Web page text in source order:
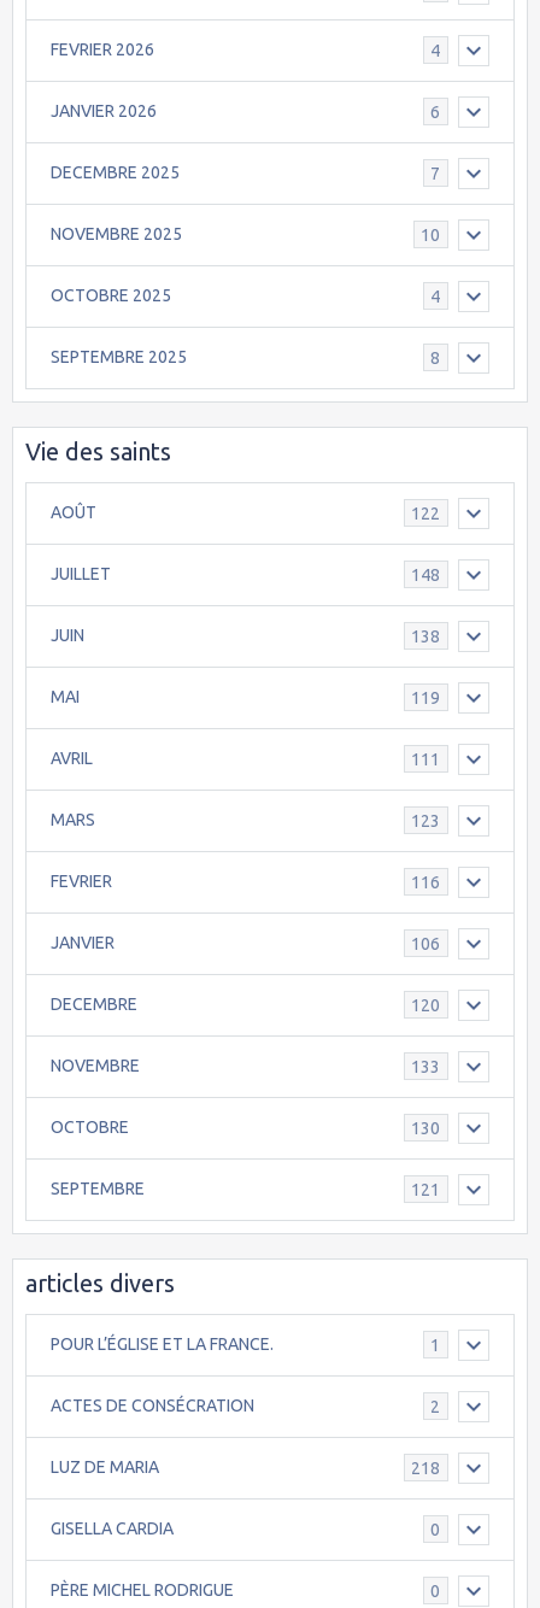
FEVRIER 2026 4
JANVIER 2026 6
DECEMBRE 2025 7
NOVEMBRE 2025 10
OCTOBRE 2025 4
SEPTEMBRE 2025 8
Vie des saints
AOÛT 122
JUILLET 148
JUIN 138
MAI 119
AVRIL 111
MARS 123
FEVRIER 116
JANVIER 106
DECEMBRE 120
NOVEMBRE 133
OCTOBRE 130
SEPTEMBRE 121
articles divers
POUR L’ÉGLISE ET LA FRANCE. 1
ACTES DE CONSÉCRATION 2
LUZ DE MARIA 218
GISELLA CARDIA 0
PÈRE MICHEL RODRIGUE 0